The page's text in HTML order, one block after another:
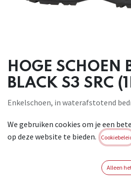
HOGE SCHOEN
BLACK S3 SRC
Enkelschoen, in waterafstotend
schokbestendig, antislip, met
metalen
speciale mix van EVA en nitril,
Thermogevormd, anatomisch,
We gebruiken cookies om je een
op deze website te bieden.
Alleen